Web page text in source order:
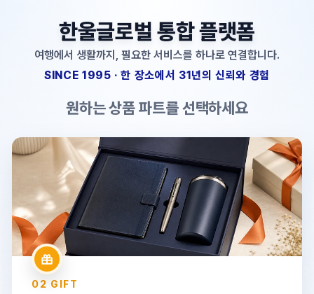
한울글로벌 통합 플랫폼
여행에서 생활까지, 필요한 서비스를 하나로 연결합니다.
SINCE 1995 · 한 장소에서 31년의 신뢰와 경험
원하는 상품 파트를 선택하세요
여행
국내·해외·크루즈·단체여행·자유여행·항공권
→
02 GIFT